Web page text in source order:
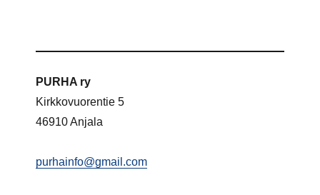
PURHA ry
Kirkkovuorentie 5
46910 Anjala
purhainfo@gmail.com